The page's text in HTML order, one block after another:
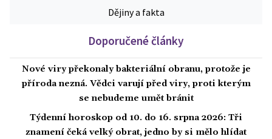
Dějiny a fakta
Doporučené články
Nové viry překonaly bakteriální obranu, protože je
příroda nezná. Vědci varují před viry, proti kterým
se nebudeme umět bránit
Týdenní horoskop od 10. do 16. srpna 2026: Tři
znamení čeká velký obrat, jedno by si mělo hlídat